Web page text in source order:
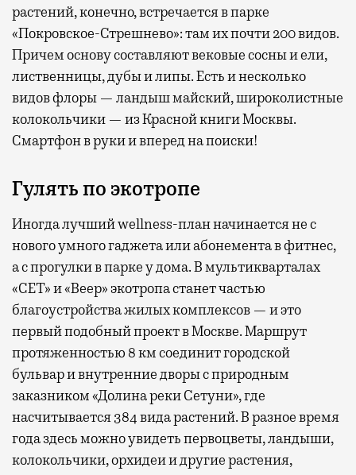
растений, конечно, встречается в парке
«Покровское-Стрешнево»: там ихпочти 200 видов.
Причем основу составляют вековые сосны и ели,
лиственницы, дубы и липы. Есть и несколько
видов флоры — ландыш майский, широколистные
колокольчики — из Красной книги Москвы.
Смартфон в руки и вперед на поиски!
Гулять по экотропе
Иногда лучший wellness-план начинается не с
нового умного гаджета или абонемента в фитнес,
а с прогулки в парке у дома. В мультикварталах
«СЕТ» и «Веер» экотропа станет частью
благоустройства жилых комплексов — и это
первый подобный проект в Москве. Маршрут
протяженностью 8 км соединит городской
бульвар и внутренние дворы с природным
заказником «Долина реки Сетуни», где
насчитывается 384 вида растений. В разное время
года здесь можно увидеть первоцветы, ландыши,
колокольчики, орхидеи и другие растения,